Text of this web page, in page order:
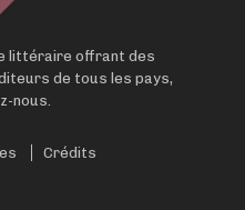
littéraire offrant des
de tous les pays,
nous.
Crédits